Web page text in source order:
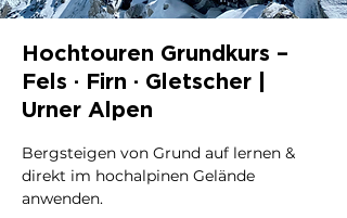
Hochtouren Grundkurs –
Fels · Firn · Gletscher |
Urner Alpen
Bergsteigen von Grund auf lernen &
direkt im hochalpinen Gelände
anwenden.